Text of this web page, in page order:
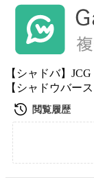
【シャドバ】
【シャドウバース